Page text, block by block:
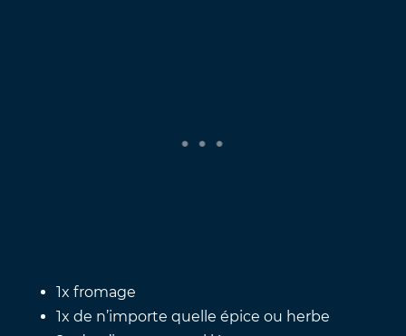
1x fromage
1x de n’importe quelle épice ou herbe